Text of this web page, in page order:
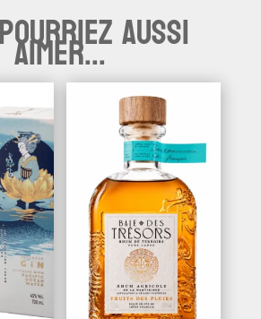
aussi
aimer...